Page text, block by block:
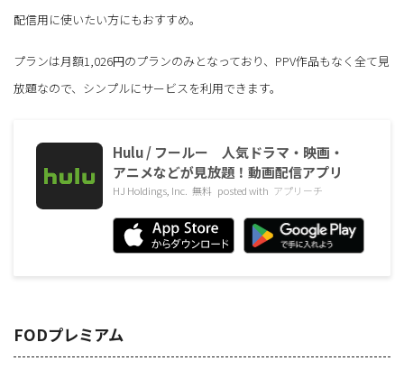
配信用に使いたい方にもおすすめ。
プランは月額1,026円のプランのみとなっており、PPV作品もなく全て見
放題なので、シンプルにサービスを利用できます。
Hulu / フールー 人気ドラマ・映画・
アニメなどが見放題！動画配信アプリ
HJ Holdings, Inc. 無料 posted with アプリーチ
FODプレミアム